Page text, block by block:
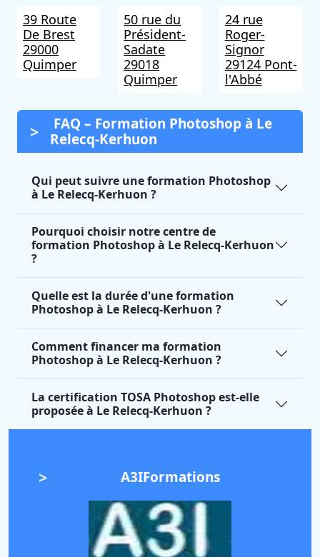
39 Route
De Brest
29000
Quimper
50 rue du
Président-
Sadate
29018
Quimper
24 rue
Roger-
Signor
29124 Pont-
l'Abbé
FAQ – Formation Photoshop à Le
Relecq-Kerhuon
Qui peut suivre une formation Photoshop
à Le Relecq-Kerhuon ?
Pourquoi choisir notre centre de
formation Photoshop à Le Relecq-Kerhuon
?
Quelle est la durée d'une formation
Photoshop à Le Relecq-Kerhuon ?
Comment financer ma formation
Photoshop à Le Relecq-Kerhuon ?
La certification TOSA Photoshop est-elle
proposée à Le Relecq-Kerhuon ?
A3IFormations